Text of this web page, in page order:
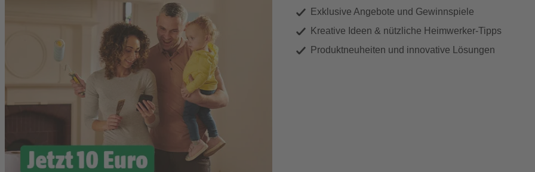
Exklusive Angebote und Gewinnspiele
Kreative Ideen & nützliche Heimwerker-Tipps
Produktneuheiten und innovative Lösungen